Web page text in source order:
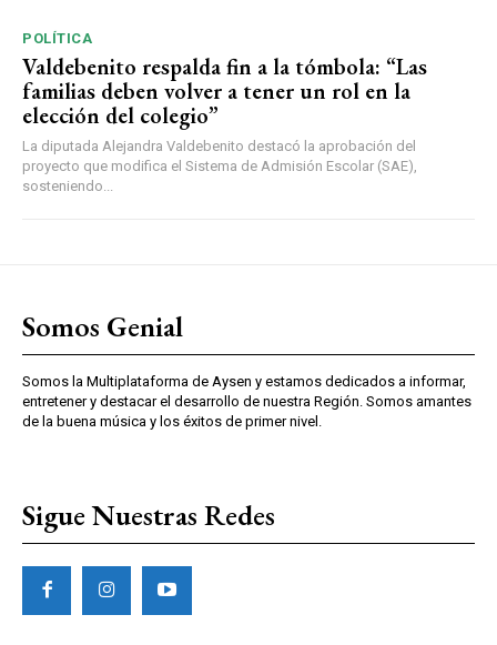
POLÍTICA
Valdebenito respalda fin a la tómbola: “Las
familias deben volver a tener un rol en la
elección del colegio”
La diputada Alejandra Valdebenito destacó la aprobación del
proyecto que modifica el Sistema de Admisión Escolar (SAE),
sosteniendo...
Somos Genial
Somos la Multiplataforma de Aysen y estamos dedicados a informar,
entretener y destacar el desarrollo de nuestra Región. Somos amantes
de la buena música y los éxitos de primer nivel.
Sigue Nuestras Redes